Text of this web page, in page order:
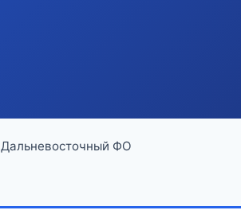
Дальневосточный ФО